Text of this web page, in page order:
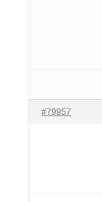
#79957